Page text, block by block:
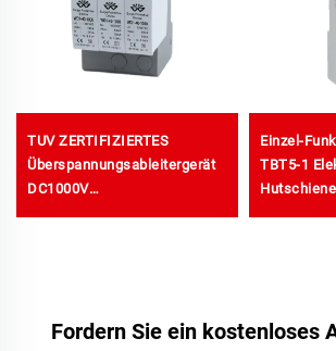
TUV ZERTIFIZIERTES
Überspannungsableitergerät
DC1000V
Einzel-
TBT5-1
Fordern Sie ein kostenloses